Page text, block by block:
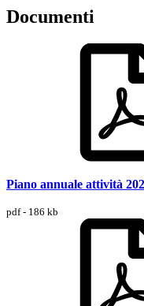
Documenti
Piano annuale attività
pdf - 186 kb